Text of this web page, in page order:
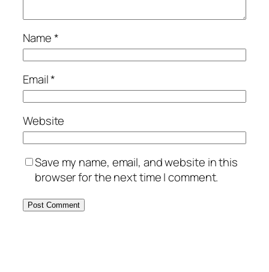
Name*
Email*
Website
Save my name, email, and website in this
browser for the next time I comment.